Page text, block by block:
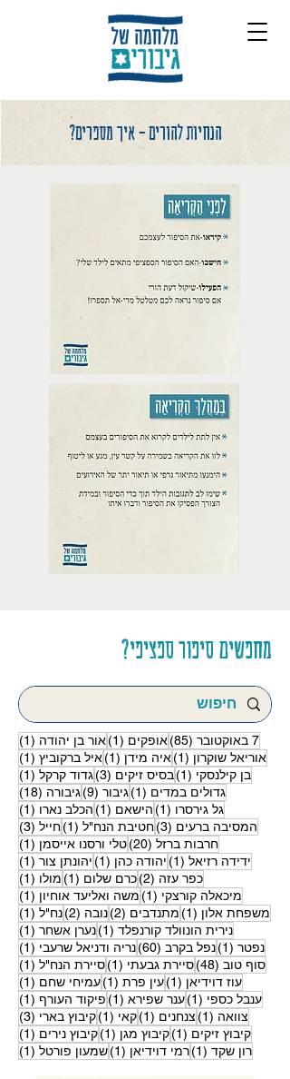
הנחיות להורים - איך מספרים?
מחפשים סיפור ספציפי?
7 באוקטובר (85) 85 פוסטים
אופקים (1) פוסט 1
אור בן יהודה (1)
אוריאל שוקרון (1) פוסט 1
איה מידן (1) פוסט 1
איל ברקוביץ (1)
בן קילנסקי (1) פוסט 1
בסיס זיקים (3) 3 פוסטים
גדוד קרקל (1)
גדולים במדים (1) פוסט 1
גיבור (9) 9 פוסטים
גיבורה (18)
גל גירסרו (1) פוסט 1
הישאם (1) פוסט 1
הכלב נארו (1)
המסיבה ברעים (3) 3 פוסטים
חטיבת הנח"ל (1) פוסט 1
חייל (3)
חרבות ברזל (20) 20 פוסטים
טלי ורסנו אייסמן (1)
ידידה רזיאל (1) פוסט 1
יהודה כהן (1) פוסט 1
יהונתן צור (1)
כפר עזה (2) 2 פוסטים
כרם שלום (1) פוסט 1
מולו (1)
מיכאלה קורצקי (1) פוסט 1
משה ואליעד אוחיון (1)
משפחת אלון (1) פוסט 1
מתנדבים (2) 2 פוסטים
נובה (2) 2 פוסטים
נח"ל (1)
נירית הונוולד קורנפלד (1) פוסט 1
נערן אשחר (1)
נפטר (1) פוסט 1
נפל בקרב (60) 60 פוסטים
נריה ודניאל שרעבי (1)
סוף טוב (48) 48 פוסטים
סיירת גבעתי (1) פוסט 1
סיירת הנח"ל (1)
עוז דוידיאן (1) פוסט 1
עין פרת (1) פוסט 1
עמיחי שחם (1)
ענבל כספי (1) פוסט 1
ענר שפירא (1) פוסט 1
פיקוד העורף (1)
צוואה (1) פוסט 1
צנחנים (1) פוסט 1
קאי (1) פוסט 1
קיבוץ בארי (3)
קיבוץ זיקים (1) פוסט 1
קיבוץ מגן (1) פוסט 1
קיבוץ נירים (1)
רון שקד (1) פוסט 1
רמי דוידיאן (1) פוסט 1
שמעון פורטל (1)